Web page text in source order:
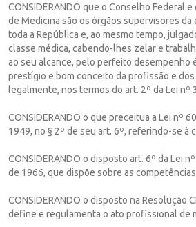
CONSIDERANDO que o Conselho Federal
de Medicina são os órgãos supervisores
toda a República e, ao mesmo tempo,
classe médica, cabendo-lhes zelar e
ao seu alcance, pelo perfeito desempenho
prestígio e bom conceito da profissão e
legalmente, nos termos do art. 2º da Lei nº
CONSIDERANDO o que preceitua a Lei nº
1949, no § 2º de seu art. 6º, referindo-se à
CONSIDERANDO o disposto art. 6º da Lei
de 1966, que dispõe sobre as
CONSIDERANDO o disposto na Resolução
define e regulamenta o ato profissional de